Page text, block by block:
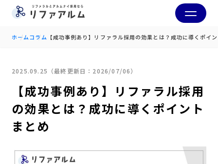
ホームコラム 【成功事例あり】リファラル採用の効果とは？成功に導くポイ
2025.09.25（最終更新日：2026/07/06）
【成功事例あり】リファラル採用
の効果とは？成功に導くポイント
まとめ